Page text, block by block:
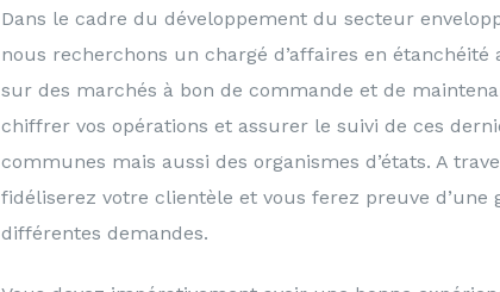
Dans le cadre du développement du secteur
nous recherchons un chargé d’affaires en
sur des marchés à bon de commande et de
chiffrer vos opérations et assurer le suivi de ces
communes mais aussi des organismes d’états. A
fidéliserez votre clientèle et vous ferez preuve d’une
différentes demandes.